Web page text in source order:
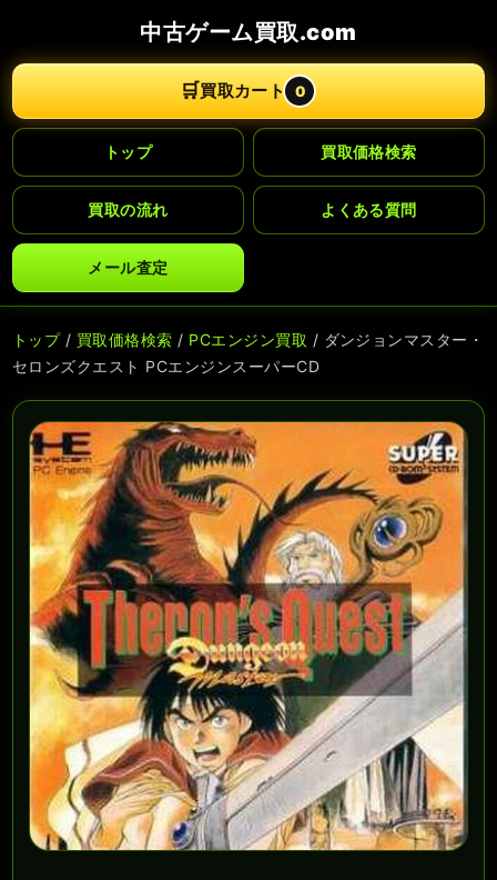
中古ゲーム買取.com
🛒買取カート 0
トップ 買取価格検索
買取の流れ よくある質問
メール査定
トップ/ 買取価格検索 / PCエンジン買取 / ダンジョンマスター・
セロンズクエスト PCエンジンスーパーCD